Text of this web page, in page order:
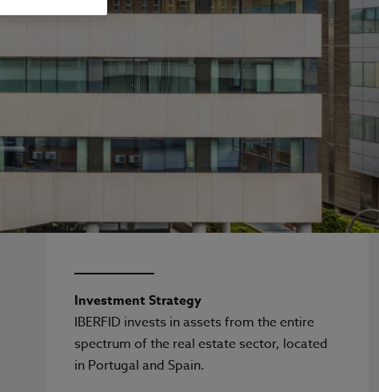
Investment Strategy
IBERFID invests in assets from the entire
spectrum of the real estate sector, located
in Portugal and Spain.